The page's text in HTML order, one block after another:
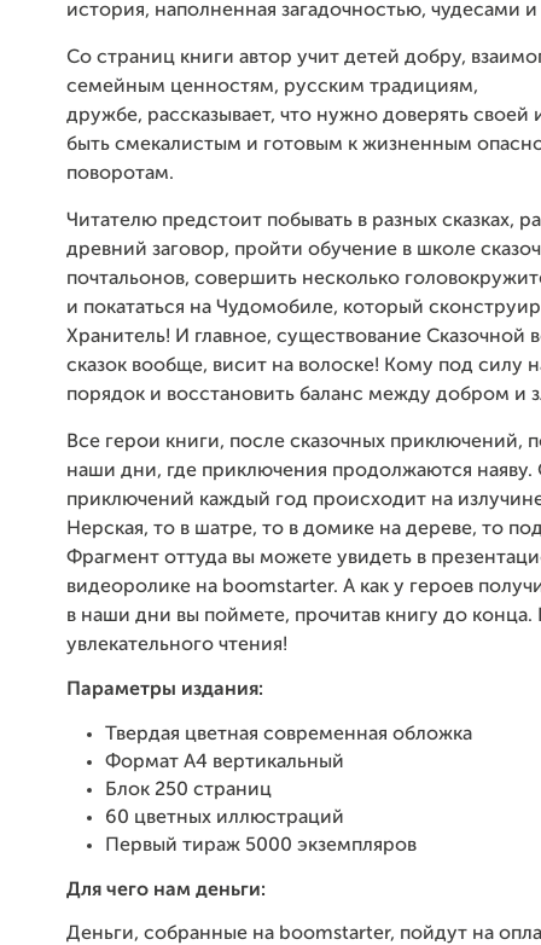
история, наполненная загадочностью, чудесами
Со страниц книги автор учит детей добру,
семейным ценностям, русским традициям,
дружбе, рассказывает, что нужно доверять своей
быть смекалистым и готовым к жизненным
поворотам.
Читателю предстоит побывать в разных сказках,
древний заговор, пройти обучение в школе
почтальонов, совершить несколько
и покататься на Чудомобиле, который
Хранитель! И главное, существование Сказочной
сказок вообще, висит на волоске! Кому под силу
порядок и восстановить баланс между добром и
Все герои книги, после сказочных приключений,
наши дни, где приключения продолжаются наяву.
приключений каждый год происходит на
Нерская, то в шатре, то в домике на дереве, то
Фрагмент оттуда вы можете увидеть в
видеоролике на boomstarter. А как у героев
в наши дни вы поймете, прочитав книгу до конца.
увлекательного чтения!
Параметры издания:
Твердая цветная современная обложка
Формат А4 вертикальный
Блок 250 страниц
60 цветных иллюстраций
Первый тираж 5000 экземпляров
Для чего нам деньги:
Деньги, собранные на boomstarter, пойдут на